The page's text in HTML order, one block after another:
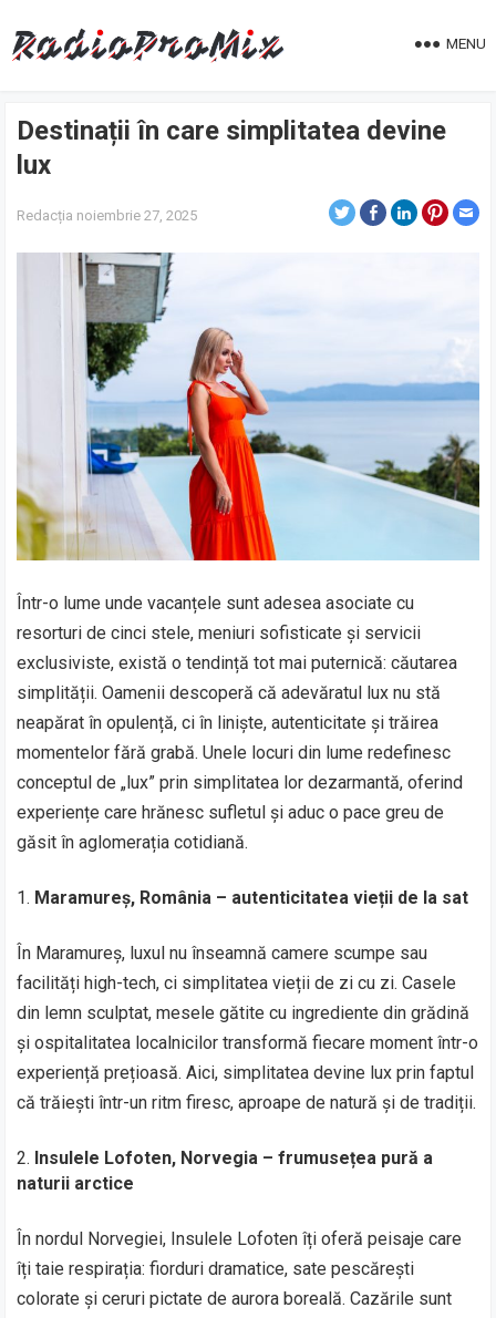
MENU
Destinații în care simplitatea devine
lux
Redacția noiembrie 27, 2025
Într-o lume unde vacanțele sunt adesea asociate cu
resorturi de cinci stele, meniuri sofisticate și servicii
exclusiviste, există o tendință tot mai puternică: căutarea
simplității. Oamenii descoperă că adevăratul lux nu stă
neapărat în opulență, ci în liniște, autenticitate și trăirea
momentelor fără grabă. Unele locuri din lume redefinesc
conceptul de „lux” prin simplitatea lor dezarmantă, oferind
experiențe care hrănesc sufletul și aduc o pace greu de
găsit în aglomerația cotidiană.
Maramureș, România – autenticitatea vieții de la sat
În Maramureș, luxul nu înseamnă camere scumpe sau
facilități high-tech, ci simplitatea vieții de zi cu zi. Casele
din lemn sculptat, mesele gătite cu ingrediente din grădină
și ospitalitatea localnicilor transformă fiecare moment într-o
experiență prețioasă. Aici, simplitatea devine lux prin faptul
că trăiești într-un ritm firesc, aproape de natură și de tradiții.
Insulele Lofoten, Norvegia – frumusețea pură a
naturii arctice
În nordul Norvegiei, Insulele Lofoten îți oferă peisaje care
îți taie respirația: fiorduri dramatice, sate pescărești
colorate și ceruri pictate de aurora boreală. Cazările sunt